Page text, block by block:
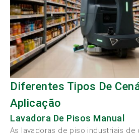
Diferentes Tipos De
Aplicação
Lavadora De Pisos Manual
As lavadoras de piso industriais de